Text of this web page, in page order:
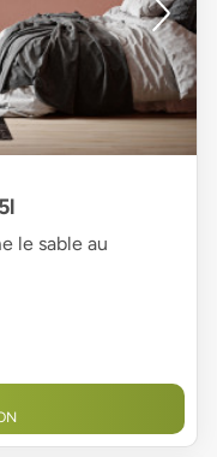
le sable au